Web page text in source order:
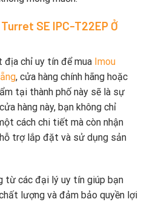
SE IPC-T22EP Ở
địa chỉ uy tín để mua Imou
, cửa hàng chính hãng hoặc
tại thành phố này sẽ là sự
hàng này, bạn không chỉ
cách chi tiết mà còn nhận
trợ lắp đặt và sử dụng sản
từ các đại lý uy tín giúp bạn
lượng và đảm bảo quyền lợi